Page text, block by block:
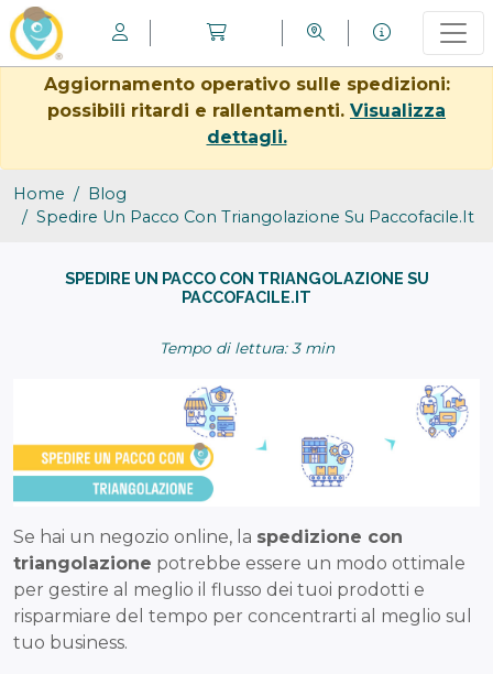
Aggiornamento operativo sulle spedizioni:
possibili ritardi e rallentamenti. Visualizza
dettagli.
Home
Blog
Spedire Un Pacco Con Triangolazione Su Paccofacile.it
SPEDIRE UN PACCO CON TRIANGOLAZIONE SU
PACCOFACILE.IT
Tempo di lettura: 3 min
Se hai un negozio online, la spedizione con
triangolazione potrebbe essere un modo ottimale
per gestire al meglio il flusso dei tuoi prodotti e
risparmiare del tempo per concentrarti al meglio sul
tuo business.